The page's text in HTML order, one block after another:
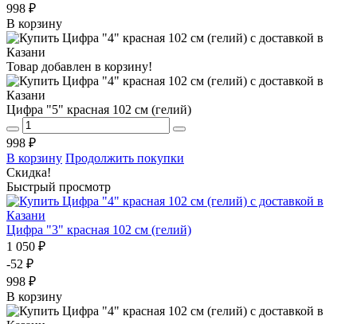
998 ₽
В корзину
Товар добавлен в корзину!
Цифра "5" красная 102 см (гелий)
998 ₽
В корзину Продолжить покупки
Скидка!
Быстрый просмотр
Цифра "3" красная 102 см (гелий)
1 050 ₽
-52 ₽
998 ₽
В корзину